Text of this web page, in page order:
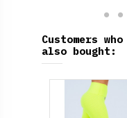
Customers
also bought: